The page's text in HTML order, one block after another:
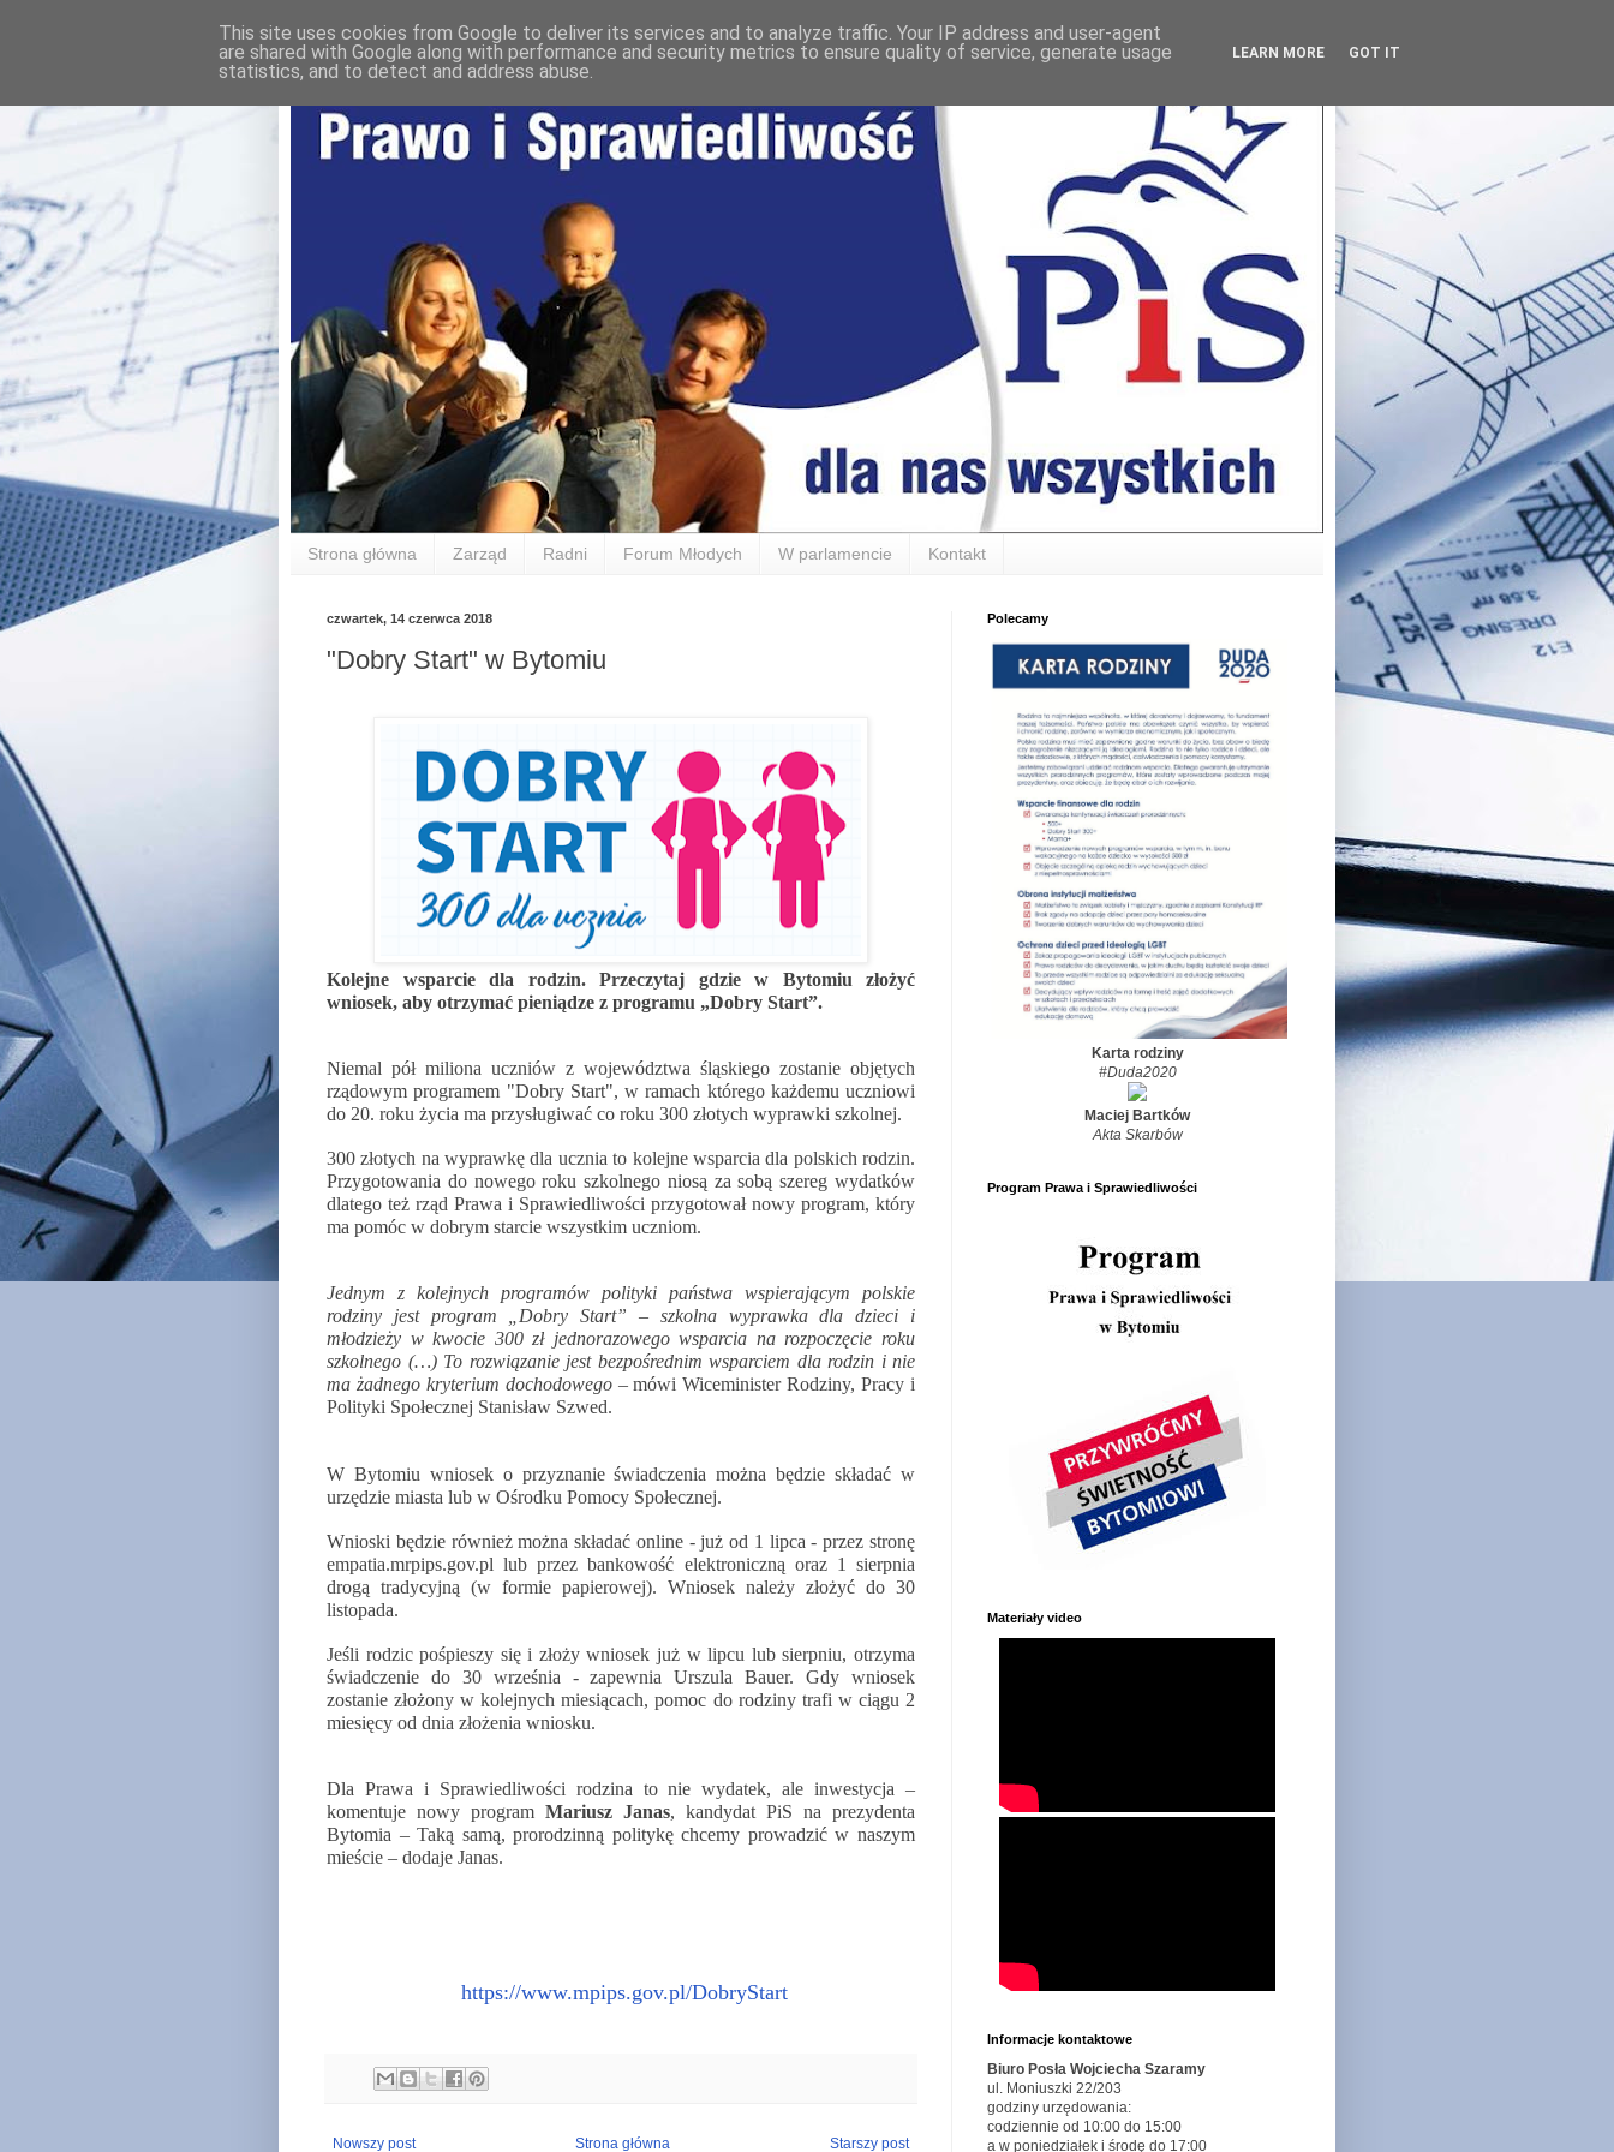
Strona główna Zarząd Radni Forum Młodych W parlamencie Kontakt
czwartek, 14 czerwca 2018
"Dobry Start" w Bytomiu
Kolejne wsparcie dla rodzin. Przeczytaj gdzie w Bytomiu złożyć
wniosek, aby otrzymać pieniądze z programu „Dobry Start”.
Niemal pół miliona uczniów z województwa śląskiego zostanie objętych
rządowym programem "Dobry Start", w ramach którego każdemu uczniowi
do 20. roku życia ma przysługiwać co roku 300 złotych wyprawki szkolnej.
300 złotych na wyprawkę dla ucznia to kolejne wsparcia dla polskich rodzin.
Przygotowania do nowego roku szkolnego niosą za sobą szereg wydatków
dlatego też rząd Prawa i Sprawiedliwości przygotował nowy program, który
ma pomóc w dobrym starcie wszystkim uczniom.
Jednym z kolejnych programów polityki państwa wspierającym polskie
rodziny jest program „Dobry Start” – szkolna wyprawka dla dzieci i
młodzieży w kwocie 300 zł jednorazowego wsparcia na rozpoczęcie roku
szkolnego (…) To rozwiązanie jest bezpośrednim wsparciem dla rodzin i nie
ma żadnego kryterium dochodowego– mówi Wiceminister Rodziny, Pracy i
Polityki Społecznej Stanisław Szwed.
W Bytomiu wniosek o przyznanie świadczenia można będzie składać w
urzędzie miasta lub w Ośrodku Pomocy Społecznej.
Wnioski będzie również można składać online - już od 1 lipca - przez stronę
empatia.mrpips.gov.pl lub przez bankowość elektroniczną oraz 1 sierpnia
drogą tradycyjną (w formie papierowej). Wniosek należy złożyć do 30
listopada.
Jeśli rodzic pośpieszy się i złoży wniosek już w lipcu lub sierpniu, otrzyma
świadczenie do 30 września - zapewnia Urszula Bauer. Gdy wniosek
zostanie złożony w kolejnych miesiącach, pomoc do rodziny trafi w ciągu 2
miesięcy od dnia złożenia wniosku.
Dla Prawa i Sprawiedliwości rodzina to nie wydatek, ale inwestycja –
komentuje nowy program Mariusz Janas, kandydat PiS na prezydenta
Bytomia – Taką samą, prorodzinną politykę chcemy prowadzić w naszym
mieście – dodaje Janas.
https://www.mpips.gov.pl/DobryStart
Nowszy post Starszy post
Strona główna
Polecamy
Karta rodziny
#Duda2020
Maciej Bartków
Akta Skarbów
Program Prawa i Sprawiedliwości
Materiały video
Informacje kontaktowe
Biuro Posła Wojciecha Szaramy
ul. Moniuszki 22/203
godziny urzędowania:
codziennie od 10:00 do 15:00
a w poniedziałek i środę do 17:00
This site uses cookies from Google to deliver its services and to analyze traffic. Your IP address and user-agent
are shared with Google along with performance and security metrics to ensure quality of service, generate usage
statistics, and to detect and address abuse.
LEARN MORE GOT IT